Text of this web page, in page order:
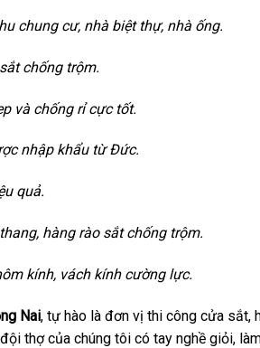
chung cư, nhà biệt thự, nhà ống.
chống trộm.
và chống rỉ cực tốt.
nhập khẩu từ Đức.
quả.
hàng rào sắt chống trộm.
kính, vách kính cường lực.
Nai, tự hào là đơn vị thi công cửa sắt,
thợ của chúng tôi có tay nghề giỏi,